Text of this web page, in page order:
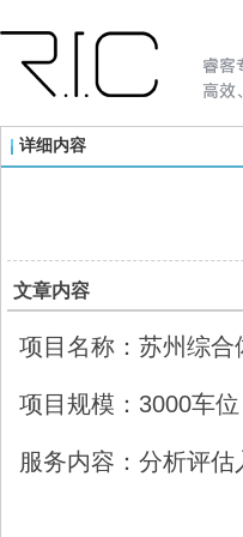
详细内容
文章内容
项目名称：苏州综合
项目规模：3000车位
服务内容：分析评